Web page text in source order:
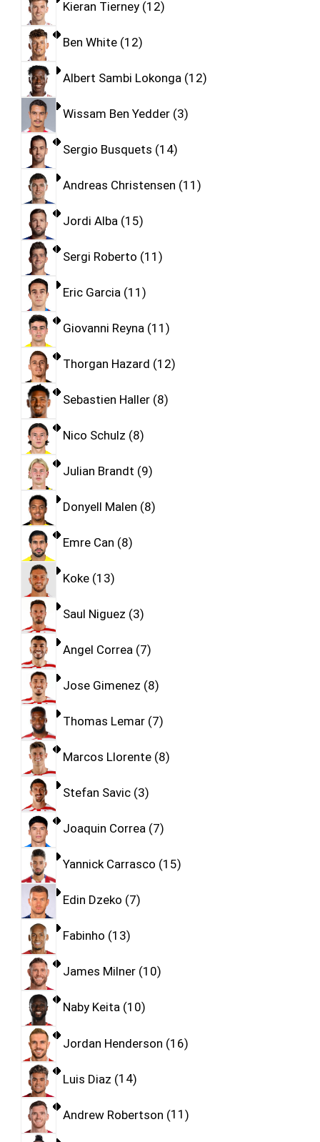
Kieran Tierney 12
Ben White 12
Albert Sambi Lokonga 12
Wissam Ben Yedder 3
Sergio Busquets 14
Andreas Christensen 11
Jordi Alba 15
Sergi Roberto 11
Eric Garcia 11
Giovanni Reyna 11
Thorgan Hazard 12
Sebastien Haller 8
Nico Schulz 8
Julian Brandt 9
Donyell Malen 8
Emre Can 8
Koke 13
Saul Niguez 3
Angel Correa 7
Jose Gimenez 8
Thomas Lemar 7
Marcos Llorente 8
Stefan Savic 3
Joaquin Correa 7
Yannick Carrasco 15
Edin Dzeko 7
Fabinho 13
James Milner 10
Naby Keita 10
Jordan Henderson 16
Luis Diaz 14
Andrew Robertson 11